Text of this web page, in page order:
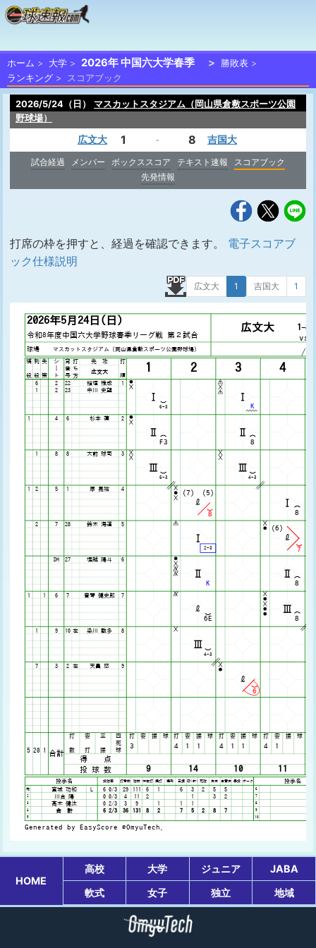
ホーム 大学 2026年 中国六大学春季
勝敗表
ランキング
スコアブック
2026/5/24（日）
マスカットスタジアム（岡山県倉敷スポーツ公園
野球場）
広文大 1 - 8 吉国大
試合経過 メンバー ボックススコア テキスト速報
スコアブック
先発情報
打席の枠を押すと、経過を確認できます。 電子スコアブ
ック仕様説明
吉国大 1
広文大 1
HOME
高校 大学 ジュニア
JABA
軟式
女子 独立 地域